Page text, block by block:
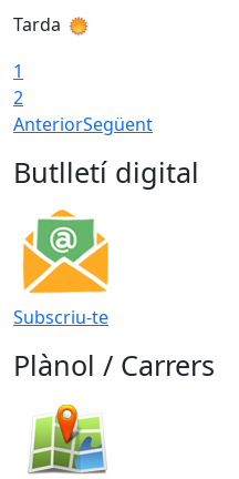
Tarda
1
2
AnteriorSegüent
Butlletí digital
Subscriu-te
Plànol / Carrers